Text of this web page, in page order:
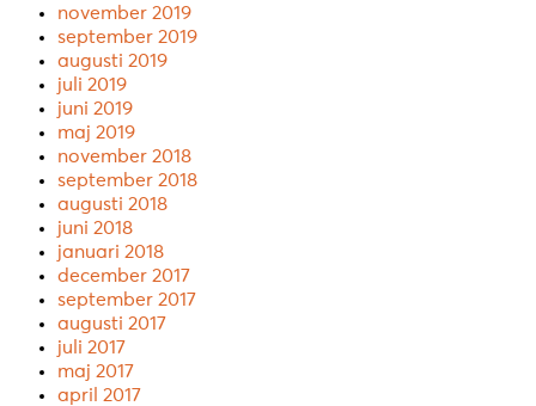
november 2019
september 2019
augusti 2019
juli 2019
juni 2019
maj 2019
november 2018
september 2018
augusti 2018
juni 2018
januari 2018
december 2017
september 2017
augusti 2017
juli 2017
maj 2017
april 2017